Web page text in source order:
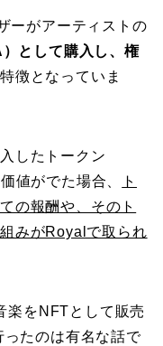
ーがアーティストの
として購入し、権
徴となっていま
したトークン
値がでた場合、
ト
の報酬や、そのト
みがRoyalで取られ
楽をNFTとして販売
たのは有名な話で